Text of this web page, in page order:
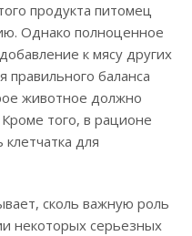
продукта питомец
Однако полноценное
к мясу других
баланса
животное должно
того, в рационе
для
сколь важную роль
некоторых серьезных